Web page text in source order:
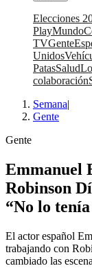
Elecciones
PlayMundo
TVGente
Unidos
PatasSalud
colaboración
Semana|
Gente
Gente
Emmanuel
Robinson
“No lo
El actor español
trabajando con
cambiado las